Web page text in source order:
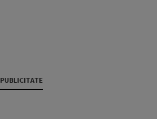
PUBLICITATE